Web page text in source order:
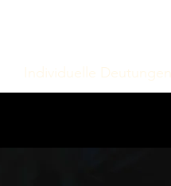
Individuelle Deutungen